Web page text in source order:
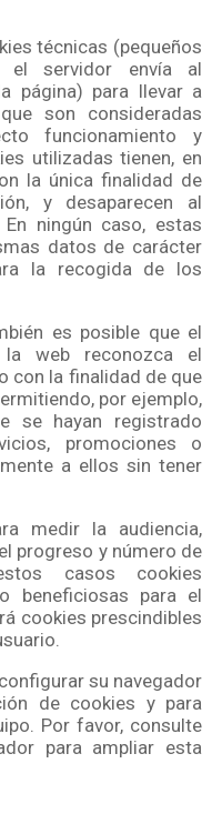
técnicas (pequeños
el servidor envía al
página) para llevar a
son consideradas
funcionamiento y
utilizadas tienen, en
la única finalidad de
y desaparecen al
ningún caso, estas
datos de carácter
la recogida de los
es posible que el
web reconozca el
con la finalidad de que
por ejemplo,
se hayan registrado
promociones o
a ellos sin tener
medir la audiencia,
progreso y número de
casos cookies
beneficiosas para el
cookies prescindibles
su navegador
de cookies y para
Por favor, consulte
para ampliar esta